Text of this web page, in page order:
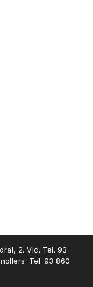
2. Vic. Tel. 93
Tel. 93 860